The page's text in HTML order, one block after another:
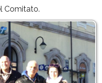
Comitato.